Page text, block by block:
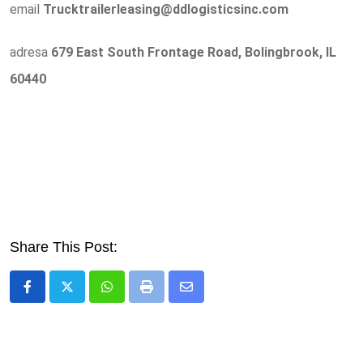
email Trucktrailerleasing@ddlogisticsinc.com
adresa 679 East South Frontage Road, Bolingbrook, IL
60440
Share This Post:
WhatsappPrint
Share